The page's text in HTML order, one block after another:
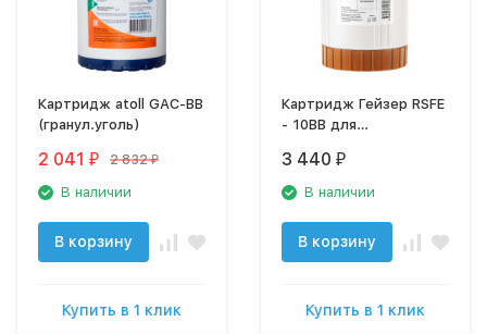
Картридж atoll GAC-BB
(гранул.уголь)
2 041 ₽ 2 832 ₽
В наличии
В корзину
Купить в 1 клик
Картридж Гейзер RSFE
- 10BB для
28509
3 440 ₽
В наличии
В корзину
Купить в 1 клик